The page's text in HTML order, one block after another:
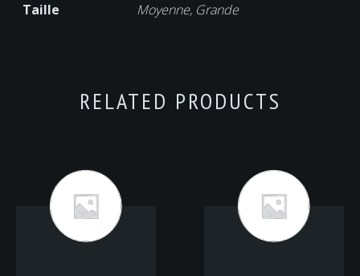
Taille Moyenne, Grande
RELATED PRODUCTS